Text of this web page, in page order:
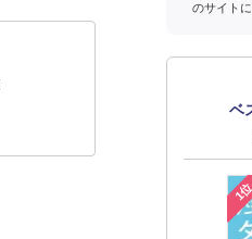
のサイト
ベ
1